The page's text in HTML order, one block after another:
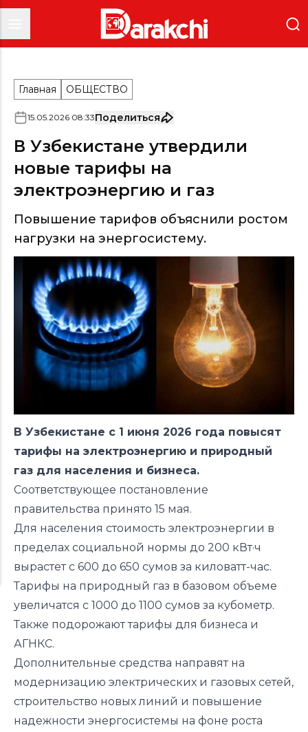
Главная ОБЩЕСТВО
15.05.2026 08:33Поделиться
В Узбекистане утвердили
новые тарифы на
электроэнергию и газ
Повышение тарифов объяснили ростом
нагрузки на энергосистему.
В Узбекистане с 1 июня 2026 года повысят
тарифы на электроэнергию и природный
газ для населения и бизнеса.
Соответствующее постановление
правительства принято 15 мая.
Для населения стоимость электроэнергии в
пределах социальной нормы до 200 кВт·ч
вырастет с 600 до 650 сумов за киловатт-час.
Тарифы на природный газ в базовом объеме
увеличатся с 1000 до 1100 сумов за кубометр.
Также подорожают тарифы для бизнеса и
АГНКС.
Дополнительные средства направят на
модернизацию электрических и газовых сетей,
строительство новых линий и повышение
надежности энергосистемы на фоне роста